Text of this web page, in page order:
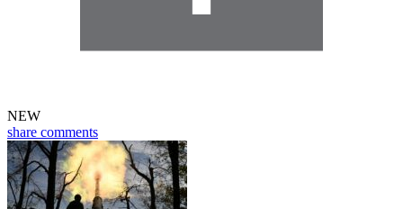
NEW
share comments